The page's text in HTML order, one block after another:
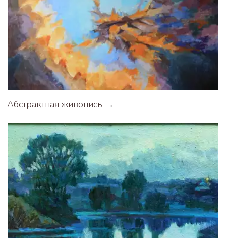
Абстрактная живопись →